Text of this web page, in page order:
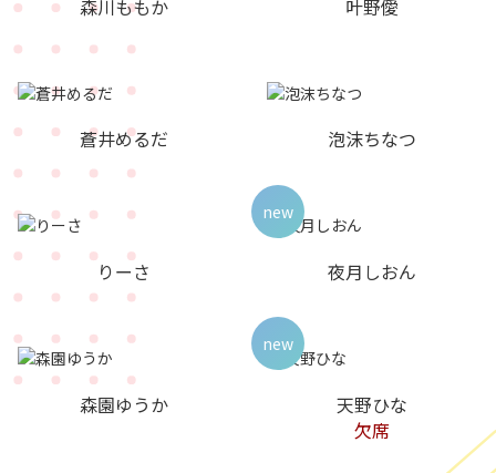
森川ももか 叶野僾
蒼井めるだ 泡沫ちなつ
りーさ 夜月しおん
new
森園ゆうか
天野ひな
欠席
new